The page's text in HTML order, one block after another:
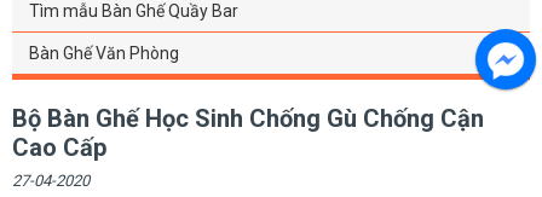
Tìm mẫu Bàn Ghế Quầy Bar
Bàn Ghế Văn Phòng
Bộ Bàn Ghế Học Sinh Chống Gù Chống Cận
Cao Cấp
27-04-2020